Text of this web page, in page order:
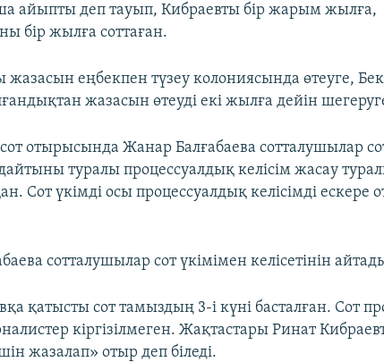
айыпты деп тауып, Кибраевты бір жарым жылға,
бір жылға соттаған.
жазасын еңбекпен түзеу колониясында өтеуге,
жазасын өтеуді екі жылға дейін
сот отырысында Жанар Балғабаева сотталушылар
туралы процессуалдық келісім жасау
Сот үкімді осы процессуалдық келісімді ескере
сотталушылар сот үкімімен келісетінін
қатысты сот тамыздың 3-і күні басталған. Сот
кіргізілмеген. Жақтастары Ринат
жазалап» отыр деп біледі.